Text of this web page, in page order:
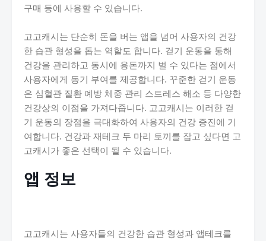
구매 등에 사용할 수 있습니다.
고고캐시는 단순히 돈을 버는 앱을 넘어 사용자의 건강
한 습관 형성을 돕는 역할도 합니다. 걷기 운동을 통해
건강을 관리하고 동시에 용돈까지 벌 수 있다는 점에서
사용자에게 동기 부여를 제공합니다. 꾸준한 걷기 운동
은 심혈관 질환 예방 체중 관리 스트레스 해소 등 다양한
건강상의 이점을 가져다줍니다. 고고캐시는 이러한 걷
기 운동의 장점을 극대화하여 사용자의 건강 증진에 기
여합니다. 건강과 재테크 두 마리 토끼를 잡고 싶다면 고
고캐시가 좋은 선택이 될 수 있습니다.
앱 정보
고고캐시는 사용자들의 건강한 습관 형성과 앱테크를